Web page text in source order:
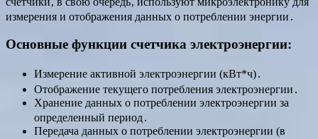
измерения и отображения данных о потреблении энергии․
Основные функции счетчика электроэнергии:
Измерение активной электроэнергии (кВт*ч)․
Отображение текущего потребления электроэнергии․
Хранение данных о потреблении электроэнергии за
определенный период․
Передача данных о потреблении электроэнергии (в